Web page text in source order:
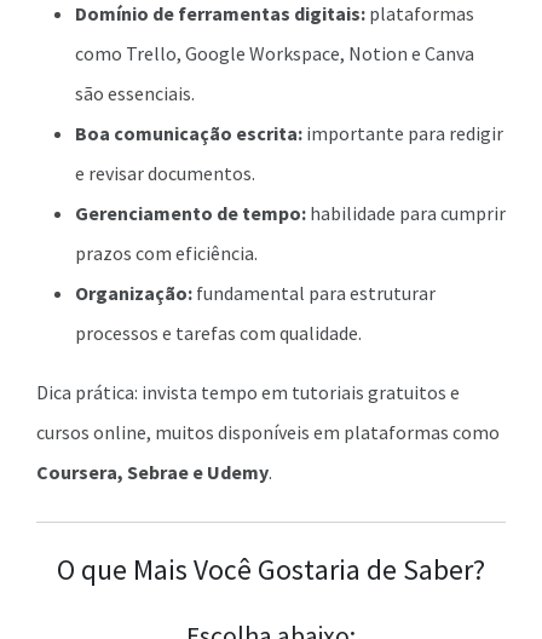
Domínio de ferramentas digitais: plataformas
como Trello, Google Workspace, Notion e Canva
são essenciais.
Boa comunicação escrita: importante para redigir
e revisar documentos.
Gerenciamento de tempo: habilidade para cumprir
prazos com eficiência.
Organização: fundamental para estruturar
processos e tarefas com qualidade.
Dica prática: invista tempo em tutoriais gratuitos e
cursos online, muitos disponíveis em plataformas como
Coursera, Sebrae e Udemy.
O que Mais Você Gostaria de Saber?